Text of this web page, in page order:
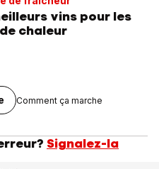
vins pour les
chaleur
Comment ça marche
Signalez-la